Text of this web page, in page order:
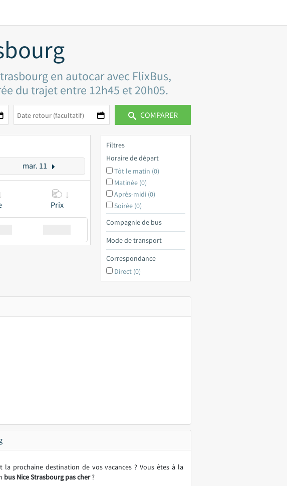
en autocar avec FlixBus,
du trajet entre 12h45 et 20h05.
COMPARER
mar. 11
Prix
Filtres
Horaire de départ
Tôt le matin (0)
Matinée (0)
Après-midi (0)
Soirée (0)
Compagnie de bus
Mode de transport
Correspondance
Direct (0)
la prochaine destination de vos vacances ? Vous êtes à la
bus Nice Strasbourg pas cher?